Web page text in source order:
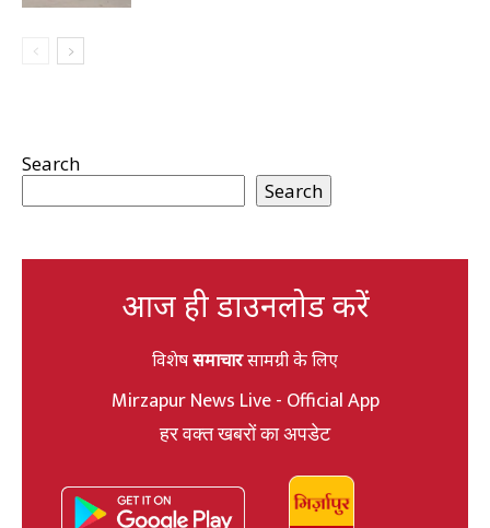
Search
Search
आज ही डाउनलोड करें
विशेषसमाचारसामग्री के लिए
Mirzapur News Live - Official App
हर वक्त खबरों का अपडेट